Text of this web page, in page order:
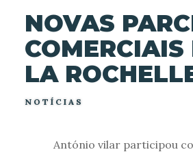
NOVAS
COMERCIAIS
LA
NOTÍCIAS
António vilar participou